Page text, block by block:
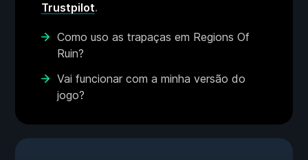
Trustpilot.
Como uso as trapaças em Regions Of
Ruin?
Vai funcionar com a minha versão do
jogo?